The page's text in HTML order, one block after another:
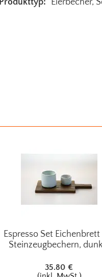
Espresso Set
Steinzeugbechern,
35.80 €